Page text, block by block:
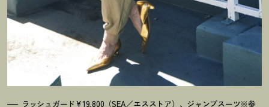
ラッシュガード¥19,800（SEA／エスストア）、ジャンプスーツ※参